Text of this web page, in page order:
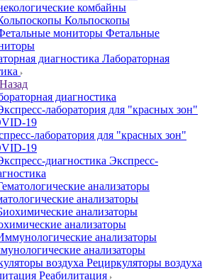
комбайны
Кольпоскопы
Фетальные
Лабораторная
Назад
диагностика
лаборатория для "красных зон"
19
Экспресс-
анализаторы
анализаторы
анализаторы
Рециркуляторы воздуха
Реабилитация